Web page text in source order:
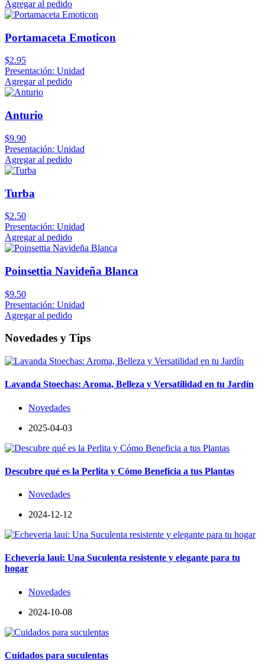
Agregar al pedido
Portamaceta Emoticon
$2.95
Presentación: Unidad
Agregar al pedido
Anturio
$9.90
Presentación: Unidad
Agregar al pedido
Turba
$2.50
Presentación: Unidad
Agregar al pedido
Poinsettia Navideña Blanca
$9.50
Presentación: Unidad
Agregar al pedido
Novedades y Tips
Lavanda Stoechas: Aroma, Belleza y Versatilidad en tu Jardín
Novedades
2025-04-03
Descubre qué es la Perlita y Cómo Beneficia a tus Plantas
Novedades
2024-12-12
Echeveria laui: Una Suculenta resistente y elegante para tu
hogar
Novedades
2024-10-08
Cuidados para suculentas